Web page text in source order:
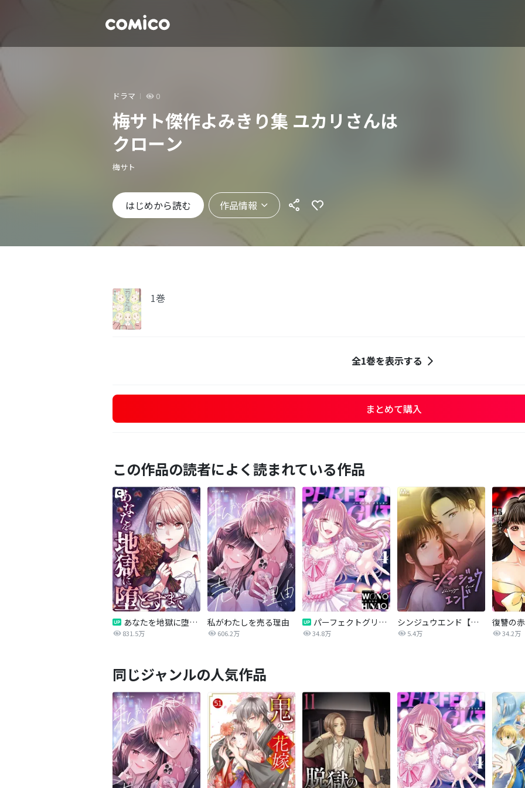
ドラマ 0
梅サト傑作よみきり集 ユカリさんは
クローン
梅サト
はじめから読む 作品情報
1巻
全1巻を表示する
まとめて購入
この作品の読者によく読まれている作品
あなたを地獄に堕とすまで
831.5万
私がわたしを売る理由
606.2万
パーフェクトグリッター
34.8万
シンジュウエンド【タテヨミ】
5.4万 34.2万
同じジャンルの人気作品